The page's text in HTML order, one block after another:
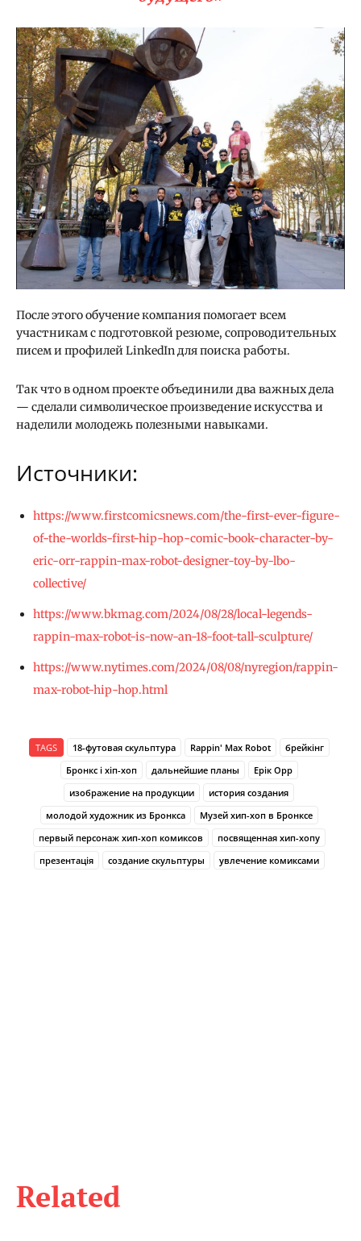
Related
После этого обучение компания помогает всем
участникам с подготовкой резюме, сопроводительных
писем и профилей LinkedIn для поиска работы.
Так что в одном проекте объединили два важных дела
— сделали символическое произведение искусства и
наделили молодежь полезными навыками.
Источники:
https://www.firstcomicsnews.com/the-first-ever-figure-
of-the-worlds-first-hip-hop-comic-book-character-by-
eric-orr-rappin-max-robot-designer-toy-by-lbo-
collective/
https://www.bkmag.com/2024/08/28/local-legends-
rappin-max-robot-is-now-an-18-foot-tall-sculpture/
https://www.nytimes.com/2024/08/08/nyregion/rappin-
max-robot-hip-hop.html
TAGS 18-футовая скульптура Rappin' Max Robot
брейкінг
Бронкс і хіп-хоп
дальнейшие планы
Ерік Орр
изображение на продукции
история создания
молодой художник из Бронкса
Музей хип-хоп в Бронксе
первый персонаж хип-хоп комиксов
посвященная хип-хопу
презентація
создание скульптуры увлечение комиксами